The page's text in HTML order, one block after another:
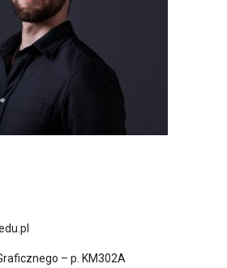
– p. KM302A